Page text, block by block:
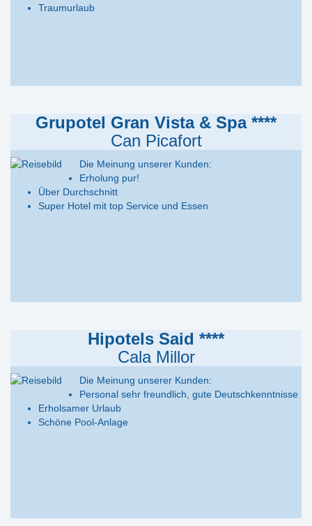
Traumurlaub
Grupotel Gran Vista & Spa ****
Can Picafort
Die Meinung unserer Kunden:
Erholung pur!
Über Durchschnitt
Super Hotel mit top Service und Essen
Hipotels Said ****
Cala Millor
Die Meinung unserer Kunden:
Personal sehr freundlich, gute Deutschkenntnisse
Erholsamer Urlaub
Schöne Pool-Anlage